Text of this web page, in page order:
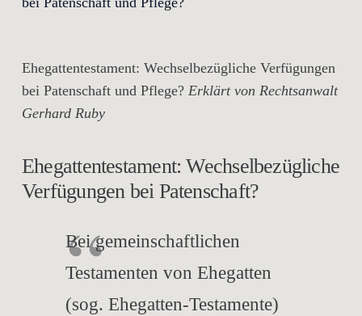
Ehegattentestament: Wechselbezügliche Verfügungen
bei Patenschaft und Pflege? Erklärt von Rechtsanwalt
Gerhard Ruby
Ehegattentestament: Wechselbezügliche
Verfügungen bei Patenschaft?
Bei gemeinschaftlichen
Testamenten von Ehegatten
(sog. Ehegatten-Testamente)